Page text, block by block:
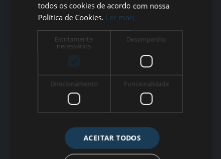
WORK TIME
Monday till Friday: 8:30am-17:30pm Saturdays, Sundays
todos os cookies de acordo com nossa
Política de Cookies. Ler mais
Estritamente
necessários
Desempenho
Direcionamento Funcionalidade
ACEITAR TODOS